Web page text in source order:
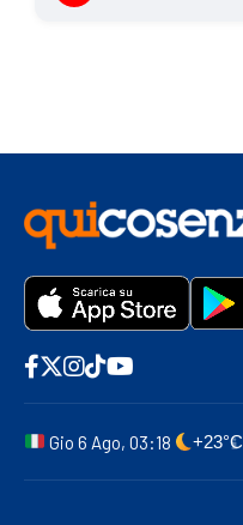
Gio 6 Ago, 03:18 +23°C